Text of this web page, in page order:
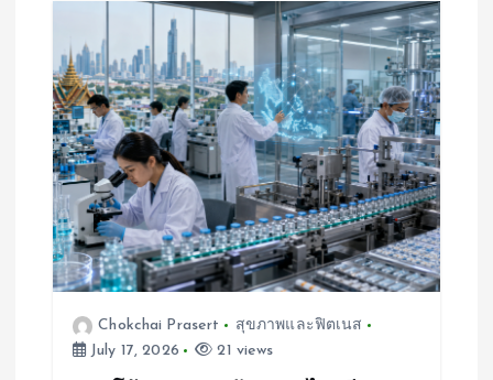
Chokchai Prasert
สุขภาพและฟิตเนส
July 17, 2026
21 views